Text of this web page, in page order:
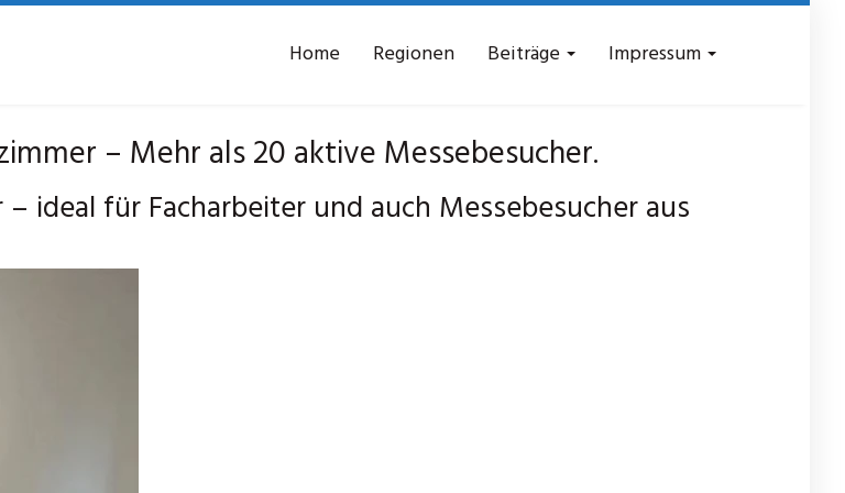
Home Regionen Beiträge Impressum
– Mehr als 20 aktive Messebesucher.
ideal für Facharbeiter und auch Messebesucher aus